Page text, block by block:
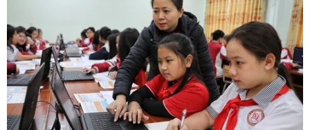
Đội Quản lý thị trường số 12 đang niêm phong 5.600 hộp sữa
dê Danlait của Mạnh Cầm (Ảnh: PV/Vietnam+)
Nhiều tình tiết trong phiên tòa sơ thẩm chưa
được làm sáng tỏ do vậy doanh nghiệp sẽ tiếp